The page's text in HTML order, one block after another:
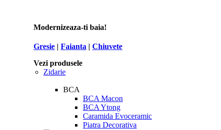
Modernizeaza-ti baia!
Gresie | Faianta | Chiuvete
Vezi produsele
Zidarie
BCA
BCA Macon
BCA Ytong
Caramida Evoceramic
Piatra Decorativa